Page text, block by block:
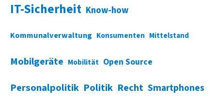
IT-Sicherheit Know-how
Kommunalverwaltung Konsumenten Mittelstand
Mobilgeräte Mobilität Open Source
Personalpolitik Politik Recht Smartphones